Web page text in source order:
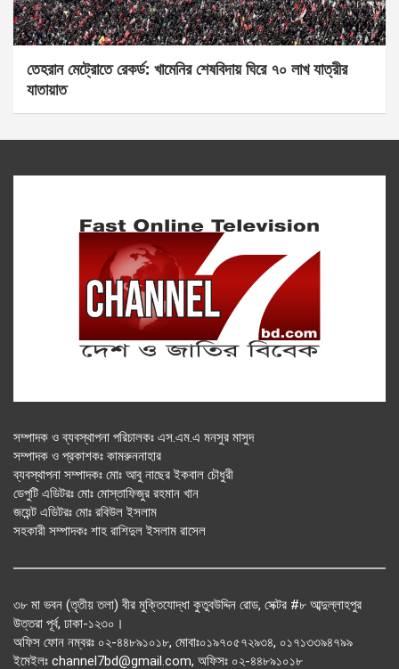
তেহরান মেট্রোতে রেকর্ড: খামেনির শেষবিদায় ঘিরে ৭০ লাখ যাত্রীর
যাতায়াত
সম্পাদক ও ব্যবস্থাপনা পরিচালকঃ এস.এম.এ মনসুর মাসুদ
সম্পাদক ও প্রকাশকঃ কামরুননাহার
ব্যবস্থাপনা সম্পাদকঃ মোঃ আবু নাছের ইকবাল চৌধুরী
ডেপুটি এডিটরঃ মোঃ মোস্তাফিজুর রহমান খান
জয়েন্ট এডিটরঃ মোঃ রবিউল ইসলাম
সহকারী সম্পাদকঃ শাহ রাশিদুল ইসলাম রাসেল
৩৮ মা ভবন (তৃতীয় তলা) বীর মুক্তিযোদ্ধা কুতুবউদ্দিন রোড, সেক্টর #৮ আব্দুল্লাহপুর
উত্তরা পূর্ব, ঢাকা-১২৩০।
অফিস ফোন নম্বরঃ ০২-৪৪৮৯১০১৮, মোবাঃ০১৯৭০৫৭২৯৩৪, ০১৭১৩৩৯৪৭৯৯
ইমেইলঃ channel7bd@gmail.com, অফিসঃ ০২-৪৪৮৯১০১৮